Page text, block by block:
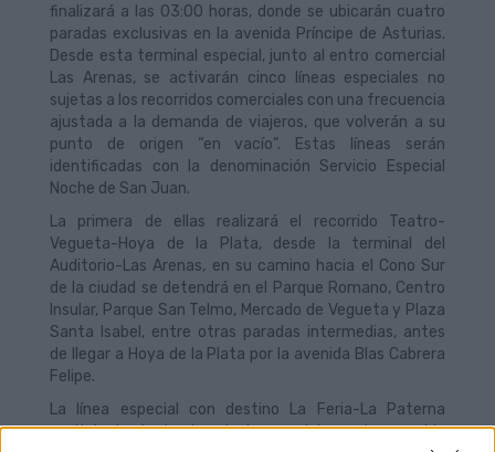
finalizará a las 03:00 horas, donde se ubicarán cuatro
paradas exclusivas en la avenida Príncipe de Asturias.
Desde esta terminal especial, junto al entro comercial
Las Arenas, se activarán cinco líneas especiales no
sujetas a los recorridos comerciales con una frecuencia
ajustada a la demanda de viajeros, que volverán a su
punto de origen “en vacío”. Estas líneas serán
identificadas con la denominación Servicio Especial
Noche de San Juan.
La primera de ellas realizará el recorrido Teatro-
Vegueta-Hoya de la Plata, desde la terminal del
Auditorio-Las Arenas, en su camino hacia el Cono Sur
de la ciudad se detendrá en el Parque Romano, Centro
Insular, Parque San Telmo, Mercado de Vegueta y Plaza
Santa Isabel, entre otras paradas intermedias, antes
de llegar a Hoya de la Plata por la avenida Blas Cabrera
Felipe.
La línea especial con destino La Feria-La Paterna
partirá desde la terminal especial, en la avenida